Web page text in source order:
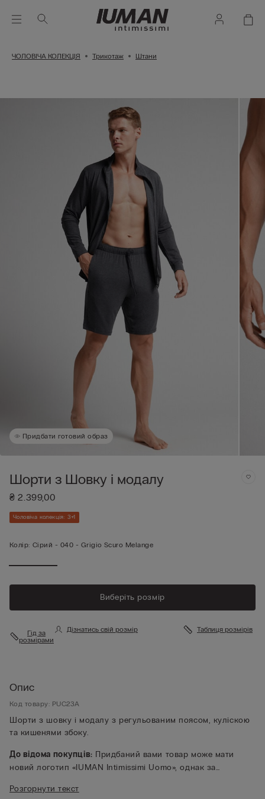
ЧОЛОВІЧА КОЛЕКЦІЯ Трикотаж Штани
Придбати готовий образ
Шорти з Шовку і модалу
₴ 2.399,00
Чоловіча колекція: 3+1
Колір: Сірий - 040 - Grigio Scuro Melange
Виберіть розмір
Гід за
розмірами
Дізнатись свій розмір Таблиця розмірів
Опис
Код товару: PUC23A
Шорти з шовку і модалу з регульованим поясом, куліскою
та кишенями збоку.
До відома покупців: Придбаний вами товар може мати
новий логотип «IUMAN Intimissimi Uomo», однак за
відповідає позиції на цій сторінці.
Розгорнути текст